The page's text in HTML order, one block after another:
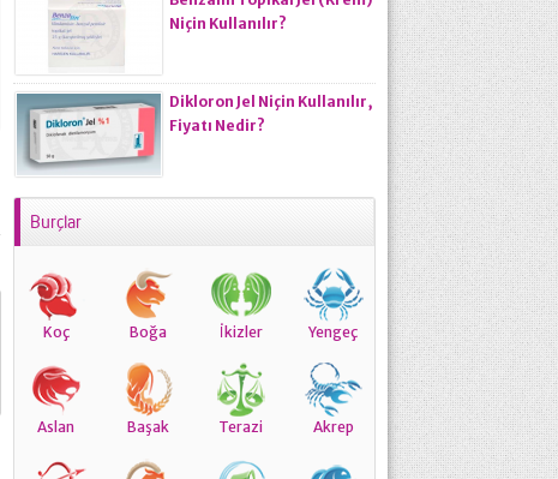
Niçin Kullanılır?
Dikloron Jel Niçin Kullanılır,
Fiyatı Nedir?
Burçlar
Koç Boğa İkizler Yengeç
Aslan Başak Terazi Akrep